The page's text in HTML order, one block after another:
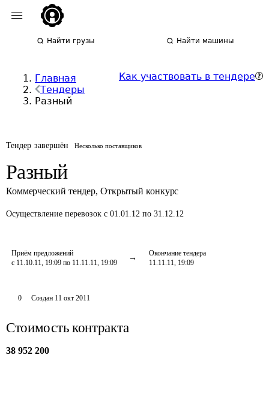
Найти грузы Найти машины
Главная
Тендеры
Разный
Как участвовать в тендере
Тендер завершён Несколько поставщиков
Разный
Коммерческий тендер, Открытый конкурс
Осуществление перевозок с 01.01.12 по 31.12.12
Приём предложений
с 11.10.11, 19:09 по 11.11.11, 19:09
Окончание тендера
11.11.11, 19:09
0 Создан 11 окт 2011
Стоимость контракта
38 952 200